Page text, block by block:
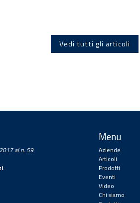
Vedi tutti gli articoli
al n. 59
.
Menu
Aziende
Articoli
Prodotti
Eventi
Video
Chi siamo